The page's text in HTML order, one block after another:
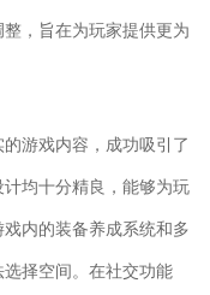
，旨在为玩家提供更为
游戏内容，成功吸引了
均十分精良，能够为玩
内的装备养成系统和多
择空间。在社交功能